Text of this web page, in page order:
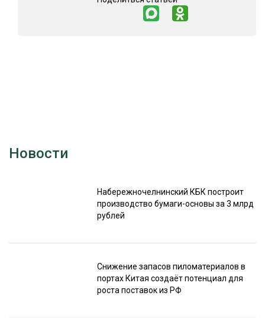
Новости
Набережночелнинский КБК построит
производство бумаги-основы за 3 млрд
рублей
Снижение запасов пиломатериалов в
портах Китая создаёт потенциал для
роста поставок из РФ